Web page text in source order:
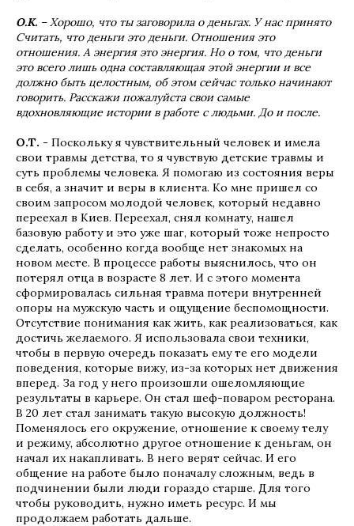
О.К. – Хорошо, что ты заговорила о деньгах. У нас принято
Считать, что деньги это деньги. Отношения это
отношения. А энергия это энергия. Но о том, что деньги
это всего лишь одна составляющая этой энергии и все
должно быть целостным, об этом сейчас только начинают
говорить. Расскажи пожалуйста свои самые
вдохновляющие истории в работе с людьми. До и после.
О.Т. - Поскольку я чувствительный человек и имела
свои травмы детства, то я чувствую детские травмы и
суть проблемы человека. Я помогаю из состояния веры
в себя, а значит и веры в клиента. Ко мне пришел со
своим запросом молодой человек, который недавно
переехал в Киев. Переехал, снял комнату, нашел
базовую работу и это уже шаг, который тоже непросто
сделать, особенно когда вообще нет знакомых на
новом месте. В процессе работы выяснилось, что он
потерял отца в возрасте 8 лет. И с этого момента
сформировалась сильная травма потери внутренней
опоры на мужскую часть и ощущение беспомощности.
Отсутствие понимания как жить, как реализоваться, как
достичь желаемого. Я использовала свои техники,
чтобы в первую очередь показать ему те его модели
поведения, которые вижу, из-за которых нет движения
вперед. За год у него произошли ошеломляющие
результаты в карьере. Он стал шеф-поваром ресторана.
В 20 лет стал занимать такую высокую должность!
Поменялось его окружение, отношение к своему телу
и режиму, абсолютно другое отношение к деньгам, он
начал их накапливать. В него верят сейчас. И его
общение на работе было поначалу сложным, ведь в
подчинении были люди гораздо старше. Для того
чтобы руководить, нужно иметь ресурс. И мы
продолжаем работать дальше.